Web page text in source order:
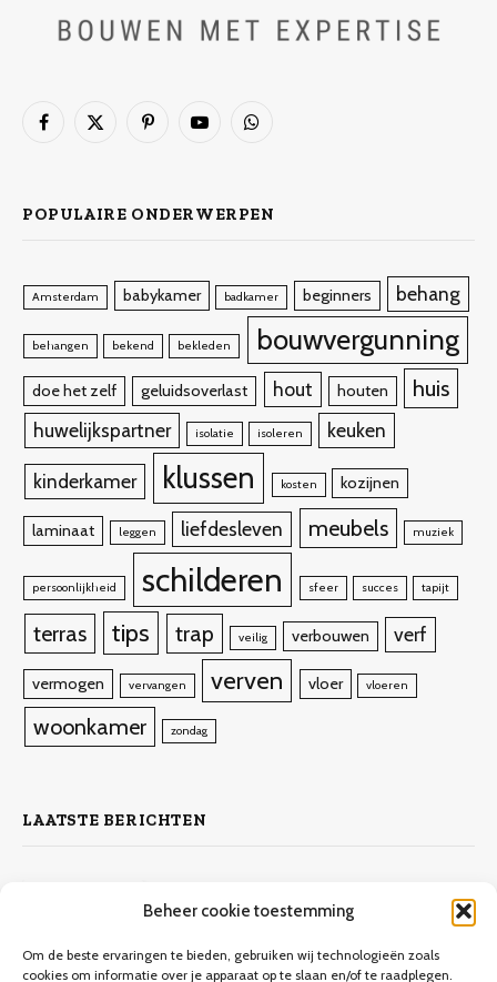
Beheer cookie toestemming
Om de beste ervaringen te bieden, gebruiken wij technologieën zoals
cookies om informatie over je apparaat op te slaan en/of te raadplegen.
Facebook
X
PinterestYouTubeWhatsApp
POPULAIRE ONDERWERPEN
Amsterdam babykamer badkamer beginners behang
behangen bekend bekleden bouwvergunning
doe het zelf geluidsoverlast hout houten huis
huwelijkspartner isolatie isoleren keuken
kinderkamer klussen kosten kozijnen
laminaat leggen liefdesleven meubels muziek
persoonlijkheid schilderen sfeer succes tapijt
terras tips trap veilig verbouwen verf
vermogen vervangen verven vloer vloeren
woonkamer zondag
LAATSTE BERICHTEN
10.132Views